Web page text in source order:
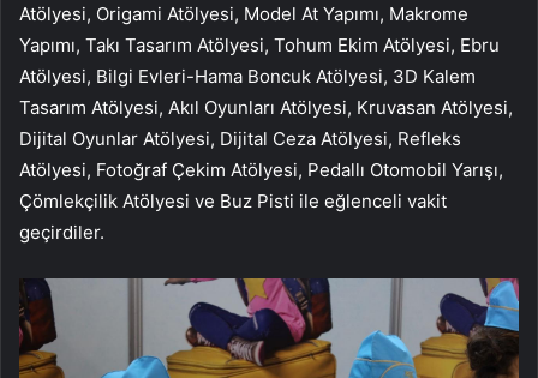
Atölyesi, Origami Atölyesi, Model At Yapımı, Makrome
Yapımı, Takı Tasarım Atölyesi, Tohum Ekim Atölyesi, Ebru
Atölyesi, Bilgi Evleri-Hama Boncuk Atölyesi, 3D Kalem
Tasarım Atölyesi, Akıl Oyunları Atölyesi, Kruvasan Atölyesi,
Dijital Oyunlar Atölyesi, Dijital Ceza Atölyesi, Refleks
Atölyesi, Fotoğraf Çekim Atölyesi, Pedallı Otomobil Yarışı,
Çömlekçilik Atölyesi ve Buz Pisti ile eğlenceli vakit
geçirdiler.